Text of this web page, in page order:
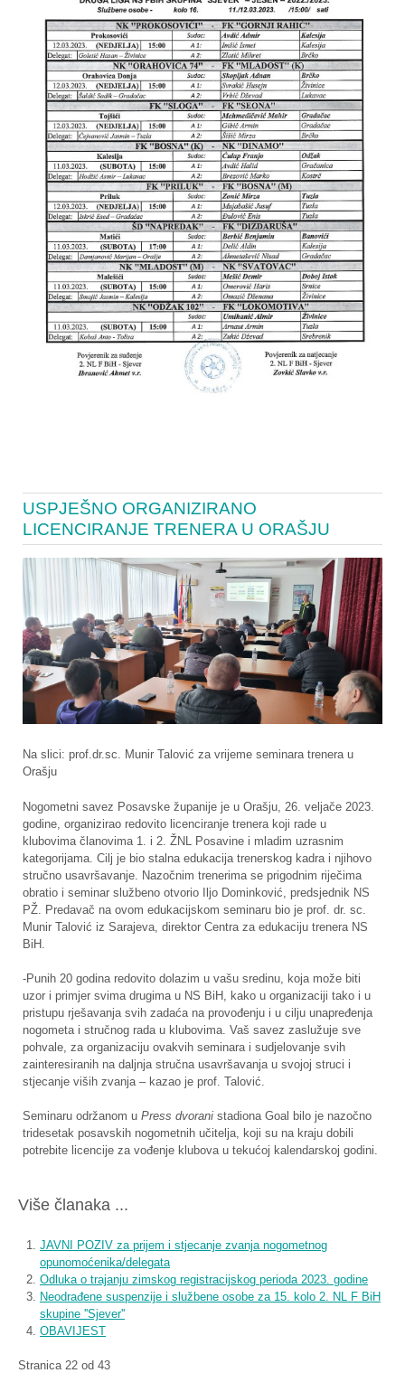
USPJEŠNO ORGANIZIRANO
LICENCIRANJE TRENERA U ORAŠJU
Na slici: prof.dr.sc. Munir Talović za vrijeme seminara trenera u
Orašju
Nogometni savez Posavske županije je u Orašju, 26. veljače 2023.
godine, organizirao redovito licenciranje trenera koji rade u
klubovima članovima 1. i 2. ŽNL Posavine i mladim uzrasnim
kategorijama. Cilj je bio stalna edukacija trenerskog kadra i njihovo
stručno usavršavanje. Nazočnim trenerima se prigodnim riječima
obratio i seminar službeno otvorio Iljo Dominković, predsjednik NS
PŽ. Predavač na ovom edukacijskom seminaru bio je prof. dr. sc.
Munir Talović iz Sarajeva, direktor Centra za edukaciju trenera NS
BiH.
-Punih 20 godina redovito dolazim u vašu sredinu, koja može biti
uzor i primjer svima drugima u NS BiH, kako u organizaciji tako i u
pristupu rješavanja svih zadaća na provođenju i u cilju unapređenja
nogometa i stručnog rada u klubovima. Vaš savez zaslužuje sve
pohvale, za organizaciju ovakvih seminara i sudjelovanje svih
zainteresiranih na daljnja stručna usavršavanja u svojoj struci i
stjecanje viših zvanja – kazao je prof. Talović.
Seminaru održanom u Press dvorani stadiona Goal bilo je nazočno
tridesetak posavskih nogometnih učitelja, koji su na kraju dobili
potrebite licencije za vođenje klubova u tekućoj kalendarskoj godini.
Više članaka ...
JAVNI POZIV za prijem i stjecanje zvanja nogometnog
opunomoćenika/delegata
Odluka o trajanju zimskog registracijskog perioda 2023. godine
Neodrađene suspenzije i službene osobe za 15. kolo 2. NL F BiH
skupine ''Sjever''
OBAVIJEST
Stranica 22 od 43